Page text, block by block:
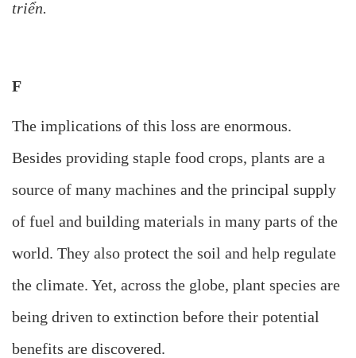
triển.
F
The implications of this loss are enormous.
Besides providing staple food crops, plants are a
source of many machines and the principal supply
of fuel and building materials in many parts of the
world. They also protect the soil and help regulate
the climate. Yet, across the globe, plant species are
being driven to extinction before their potential
benefits are discovered.